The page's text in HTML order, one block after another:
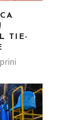
TIE-